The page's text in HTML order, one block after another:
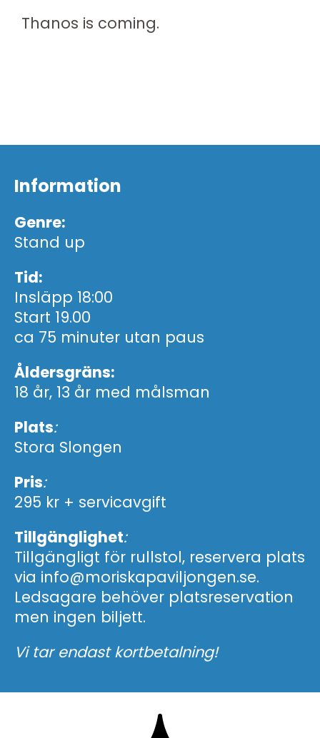
Thanos is coming.
Information
Genre:
Stand up
Tid:
Insläpp 18:00
Start 19.00
ca 75 minuter utan paus
Åldersgräns:
18 år, 13 år med målsman
Plats:
Stora Slongen
Pris:
295 kr + servicavgift
Tillgänglighet:
Tillgängligt för rullstol, reservera plats
via info@moriskapaviljongen.se.
Ledsagare behöver platsreservation
men ingen biljett.
Vi tar endast kortbetalning!